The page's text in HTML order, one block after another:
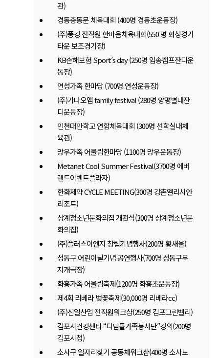
관)
경동총동문 체육대회 (400명 경동초운동장)
(주)풍강 전직원 한마음체육대회(550 명 화상경기
타운 보조경기장)
KB손해보험 Sport’s day (250명 임송캠프잔디운
동장)
연성가족 한마당 (700명 연성운동장)
(주)가나오엠 family festival (280명 양평별내잔
디운동장)
인천대안학교 연합체육대회 (300명 선학실내체
육관)
망우가족 어울림한마당 (1100명 망우운동장)
Metanet Cool Summer Festival(3700명 에버
랜드이벤트플라자)
한화제약 CYCLE MEETING(300명 강촌엘리시안
리조트)
상계청소년문화의집 개관식(300명 상계청소년문
화의집)
(주)플러스이엔지 창립기념행사(200명 황새울)
성동구 어린이날기념 공연행사(700명 성동구무
지개극장)
화홍가족 어울림축제(1200명 화홍초운동장)
제4회 리베라 벚꽃축제(30,000명 리베라cc)
(주)신일산업 전직원워크샵(250명 김포그린벨리)
김포시건강센타 “디딤돌가족봉사단”강의(200명
김포시청)
소사구 일자리찾기 공동체워크샵(400명 소사노